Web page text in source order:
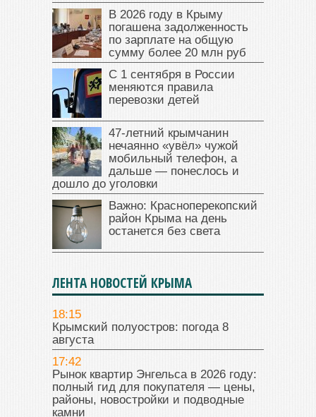
В 2026 году в Крыму
погашена задолженность
по зарплате на общую
сумму более 20 млн руб
С 1 сентября в России
меняются правила
перевозки детей
47‑летний крымчанин
нечаянно «увёл» чужой
мобильный телефон, а
дальше — понеслось и
дошло до уголовки
Важно: Красноперекопский
район Крыма на день
останется без света
ЛЕНТА НОВОСТЕЙ КРЫМА
18:15
Крымский полуостров: погода 8
августа
17:42
Рынок квартир Энгельса в 2026 году:
полный гид для покупателя — цены,
районы, новостройки и подводные
камни